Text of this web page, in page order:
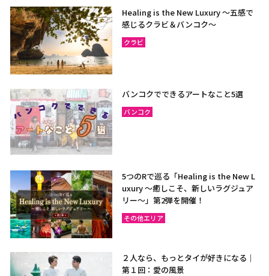
Healing is the New Luxury ～五感で
感じるクラビ＆バンコク～
クラビ
バンコクでできるアートなこと5選
バンコク
5つのRで巡る「Healing is the New L
uxury ～癒しこそ、新しいラグジュア
リー〜」第2弾を開催！
その他エリア
２人なら、もっとタイが好きになる｜
第１回：愛の風景